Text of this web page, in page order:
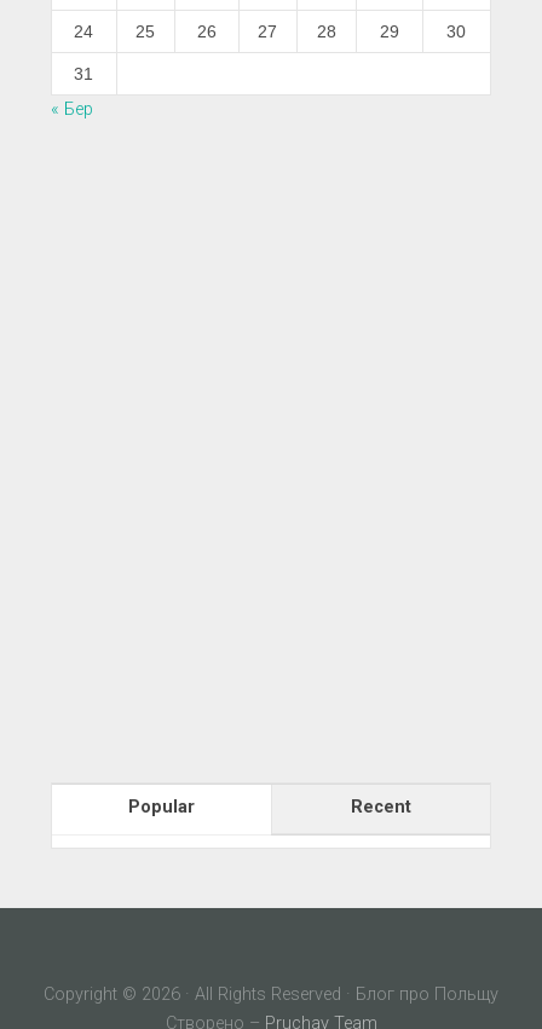
24 25 26 27 28 29 30
31
« Бер
Popular Recent
Copyright © 2026 · All Rights Reserved · Блог про Польщу
Створено – Pruchay Team